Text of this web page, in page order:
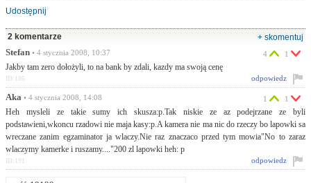
Udostępnij
2 komentarze
+ skomentuj
Stefan • 4 stycznia 2008, 10:37
Jakby tam zero dołożyli, to na bank by zdali, kazdy ma swoją cenę
4 1
odpowiedz
ID:186
Aka • 4 stycznia 2008, 14:08
Heh mysleli ze takie sumy ich skusza:p.Tak niskie ze az podejrzane ze byli
podstawieni,wkoncu rzadowi nie maja kasy:p.A kamera nie ma nic do rzeczy bo lapowki sa
wreczane zanim egzaminator ja wlaczy.Nie raz znaczaco przed tym mowia"No to zaraz
wlaczymy kamerke i ruszamy...."200 zl lapowki heh: p
1 1
odpowiedz
ID:191